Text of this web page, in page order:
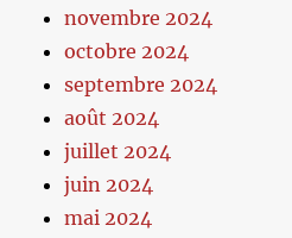
novembre 2024
octobre 2024
septembre 2024
août 2024
juillet 2024
juin 2024
mai 2024